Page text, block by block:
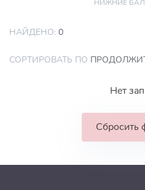
НИЖНИЕ
НАЙДЕНО: 0
СОРТИРОВАТЬ ПО
Нет
Сбросить